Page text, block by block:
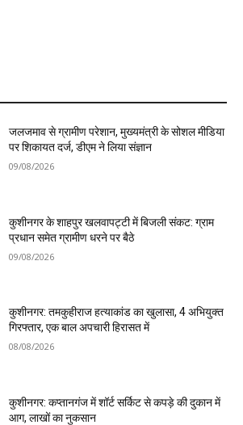
जलजमाव से ग्रामीण परेशान, मुख्यमंत्री के सोशल मीडिया
पर शिकायत दर्ज, डीएम ने लिया संज्ञान
09/08/2026
कुशीनगर के शाहपुर खलवापट्टी में बिजली संकट: ग्राम
प्रधान समेत ग्रामीण धरने पर बैठे
09/08/2026
कुशीनगर: तमकुहीराज हत्याकांड का खुलासा, 4 अभियुक्त
गिरफ्तार, एक बाल अपचारी हिरासत में
08/08/2026
कुशीनगर: कप्तानगंज में शॉर्ट सर्किट से कपड़े की दुकान में
आग, लाखों का नुकसान